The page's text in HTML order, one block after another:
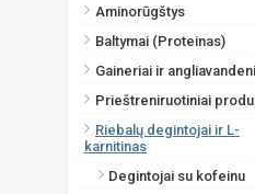
Aminorūgštys
Baltymai (Proteinas)
Gaineriai ir
Prieštreniruotiniai
Riebalų degintojai ir L-
karnitinas
Degintojai su kofeinu